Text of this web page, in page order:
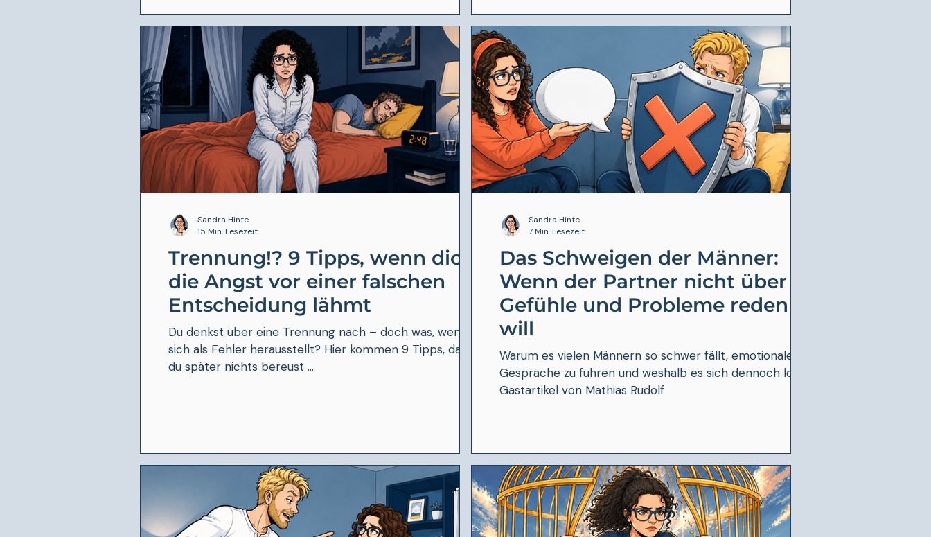
Trennung!? 9 Tipps, wenn dich
die Angst vor einer falschen
Entscheidung lähmt
Du denkst über eine Trennung nach – doch was, wenn sie
sich als Fehler herausstellt? Hier kommen 9 Tipps, damit
du später nichts bereust ...
Sandra Hinte
15 Min. Lesezeit
Das Schweigen der Männer:
Wenn der Partner nicht über
Gefühle und Probleme reden
will
Warum es vielen Männern so schwer fällt, emotionale
Gespräche zu führen und weshalb es sich dennoch lohnt.
Gastartikel von Mathias Rudolf
Sandra Hinte
7 Min. Lesezeit